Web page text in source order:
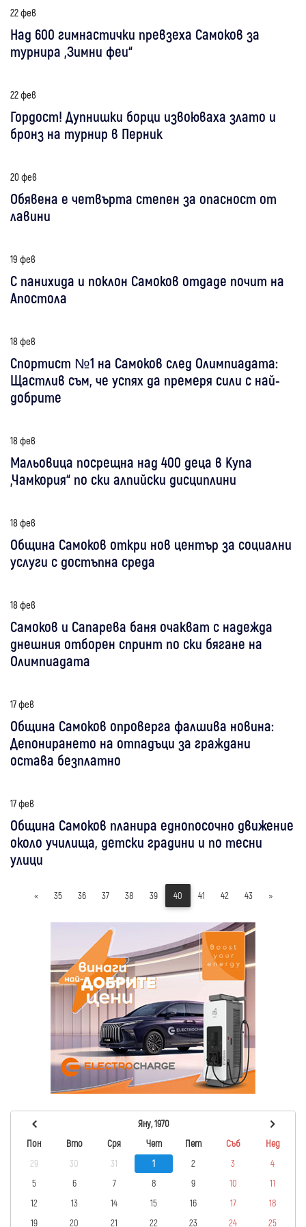
22 фев
Над 600 гимнастички превзеха Самоков за
турнира „Зимни феи“
22 фев
Гордост! Дупнишки борци извоюваха злато и
бронз на турнир в Перник
20 фев
Обявена е четвърта степен за опасност от
лавини
19 фев
С панихида и поклон Самоков отдаде почит на
Апостола
18 фев
Спортист №1 на Самоков след Олимпиадата:
Щастлив съм, че успях да премеря сили с най-
добрите
18 фев
Мальовица посрещна над 400 деца в Купа
„Чамкория“ по ски алпийски дисциплини
18 фев
Община Самоков откри нов център за социални
услуги с достъпна среда
18 фев
Самоков и Сапарева баня очакват с надежда
днешния отборен спринт по ски бягане на
Олимпиадата
17 фев
Община Самоков опроверга фалшива новина:
Депонирането на отпадъци за граждани
остава безплатно
17 фев
Община Самоков планира еднопосочно движение
около училища, детски градини и по тесни
улици
« 35 36 37 38 39 40 41 42 43 »
Яну, 1970
Пон
Вто Сря Чет Пет Съб
Нед
29
30 31 1 2 3
4
5
6 7 8 9 10
11
12
13 14 15 16 17
18
19
20 21 22 23 24 25